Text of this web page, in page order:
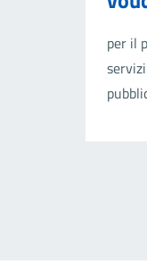
per il